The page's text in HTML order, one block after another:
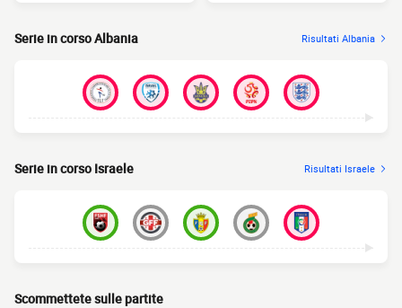
Serie in corso Albania Risultati Albania
Serie in corso Israele Risultati Israele
Scommettete sulle partite